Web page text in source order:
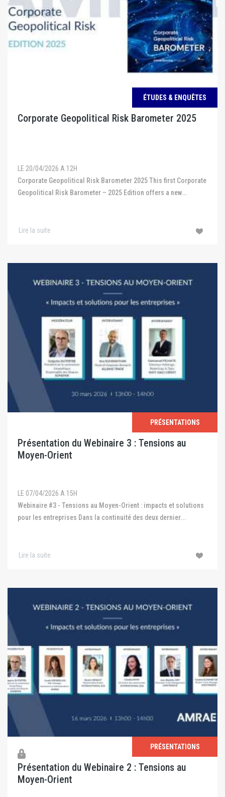
ÉTUDES & ENQUÊTES
Corporate Geopolitical Risk Barometer 2025
LE 20/04/2026 A 12H
Corporate Geopolitical Risk Barometer 2025 This first Corporate
Geopolitical Risk Barometer – 2025 Edition offers a new...
Lire la suite
PRÉSENTATIONS
Présentation du Webinaire 3 : Tensions au
Moyen-Orient
LE 07/04/2026 A 15H
Webinaire #3 - Tensions au Moyen-Orient : impacts et solutions
pour les entreprises Dans la continuité des deux dernier...
Lire la suite
PRÉSENTATIONS
Présentation du Webinaire 2 : Tensions au
Moyen-Orient